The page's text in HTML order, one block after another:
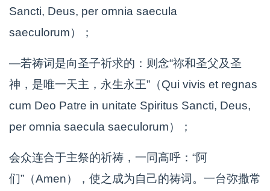
Sancti, Deus, per omnia saecula
saeculorum）；
—若祷词是向圣子祈求的：则念“祢和圣父及圣
神，是唯一天主，永生永王”（Qui vivis et regnas
cum Deo Patre in unitate Spiritus Sancti, Deus,
per omnia saecula saeculorum）；
会众连合于主祭的祈祷，一同高呼：“阿
们”（Amen），使之成为自己的祷词。一台弥撒常